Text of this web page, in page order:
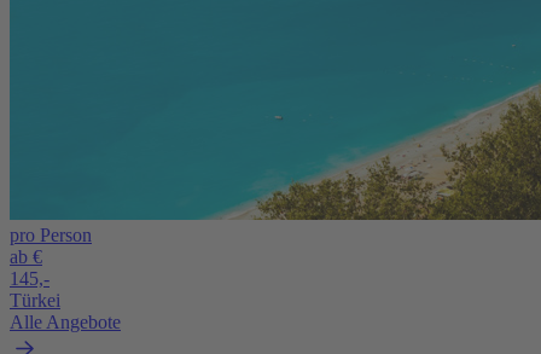
pro Person
ab €
145,-
Türkei
Alle Angebote